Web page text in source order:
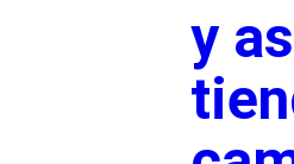
y